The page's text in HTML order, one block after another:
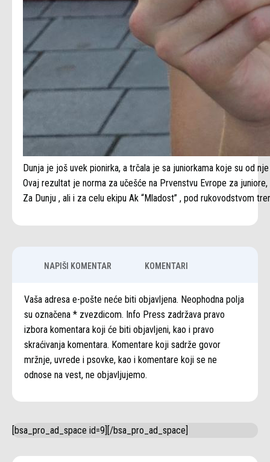
Dunja je još uvek pionirka, a trčala je sa juniorkama koje su od
Ovaj rezultat je norma za učešće na Prvenstvu Evrope za
Za Dunju , ali i za celu ekipu Ak “Mladost” , pod rukovodstvom
NAPIŠI KOMENTAR KOMENTARI
Vaša adresa e-pošte neće biti objavljena. Neophodna polja
su označena * zvezdicom. Info Press zadržava pravo
izbora komentara koji će biti objavljeni, kao i pravo
skraćivanja komentara. Komentare koji sadrže govor
mržnje, uvrede i psovke, kao i komentare koji se ne
odnose na vest, ne objavljujemo.
[bsa_pro_ad_space id=9][/bsa_pro_ad_space]